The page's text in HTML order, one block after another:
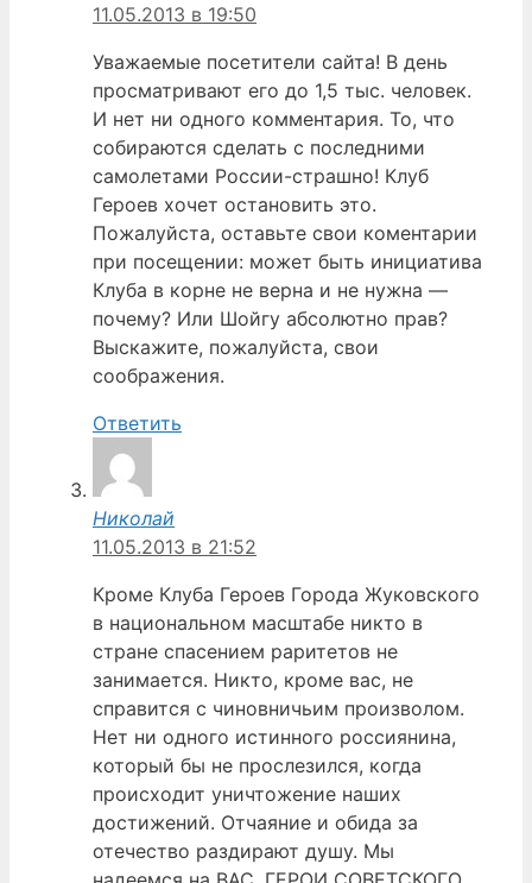
11.05.2013 в 19:50
Уважаемые посетители сайта! В день
просматривают его до 1,5 тыс. человек.
И нет ни одного комментария. То, что
собираются сделать с последними
самолетами России-страшно! Клуб
Героев хочет остановить это.
Пожалуйста, оставьте свои коментарии
при посещении: может быть инициатива
Клуба в корне не верна и не нужна —
почему? Или Шойгу абсолютно прав?
Выскажите, пожалуйста, свои
соображения.
Ответить
Николай
11.05.2013 в 21:52
Кроме Клуба Героев Города Жуковского
в национальном масштабе никто в
стране спасением раритетов не
занимается. Никто, кроме вас, не
справится с чиновничьим произволом.
Нет ни одного истинного россиянина,
который бы не прослезился, когда
происходит уничтожение наших
достижений. Отчаяние и обида за
отечество раздирают душу. Мы